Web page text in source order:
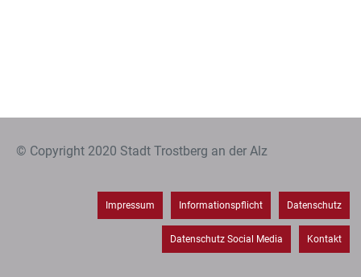
© Copyright 2020 Stadt Trostberg an der Alz
Impressum Informationspflicht Datenschutz
Datenschutz Social Media Kontakt